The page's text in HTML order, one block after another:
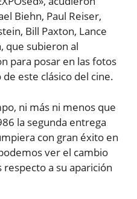
Biehn, Paul Reiser,
Bill Paxton, Lance
que subieron al
para posar en las fotos
este clásico del cine.
ni más ni menos que
la segunda entrega
con gran éxito en
ver el cambio
a su aparición